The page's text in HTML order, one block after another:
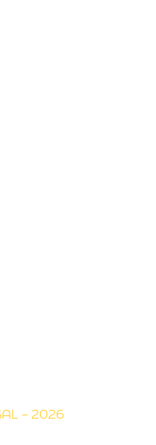
– 2026